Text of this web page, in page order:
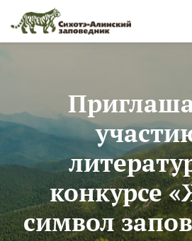
Skip to main content
конкурсе
символ